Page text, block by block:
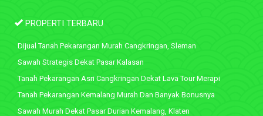
PROPERTI TERBARU
Dijual Tanah Pekarangan Murah Cangkringan, Sleman
Sawah Strategis Dekat Pasar Kalasan
Tanah Pekarangan Asri Cangkringan Dekat Lava Tour Merapi
Tanah Pekarangan Kemalang Murah Dan Banyak Bonusnya
Sawah Murah Dekat Pasar Durian Kemalang, Klaten